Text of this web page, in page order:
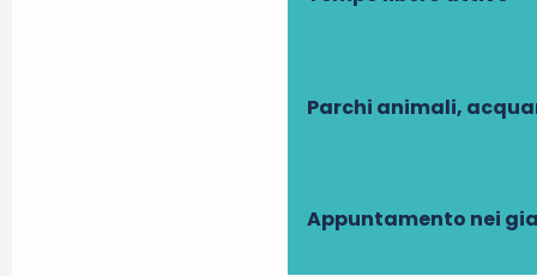
Parchi animali,
Appuntamento nei